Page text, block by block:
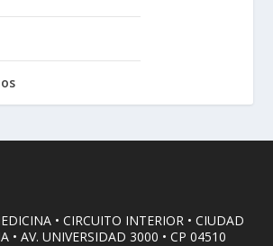
• CIRCUITO INTERIOR • CIUDAD
• AV. UNIVERSIDAD 3000 • CP 04510